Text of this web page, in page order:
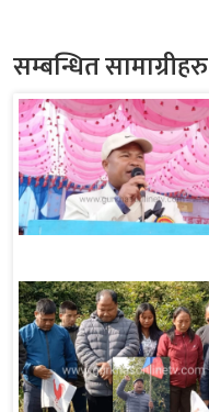
सम्बन्धित सामाग्रीहरु